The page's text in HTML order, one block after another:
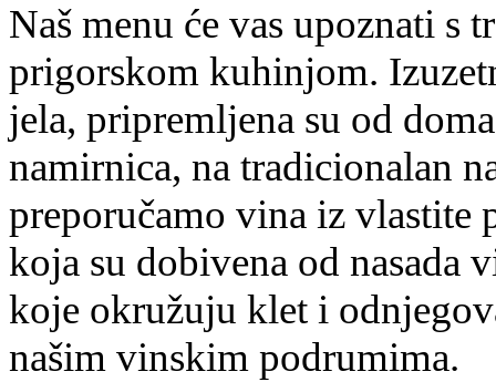
Naš menu će vas upoznati s
prigorskom kuhinjom.
jela, pripremljena su od
namirnica, na tradicionalan
preporučamo vina iz vlastite
koja su dobivena od nasada
koje okružuju klet i
našim vinskim podrumima.